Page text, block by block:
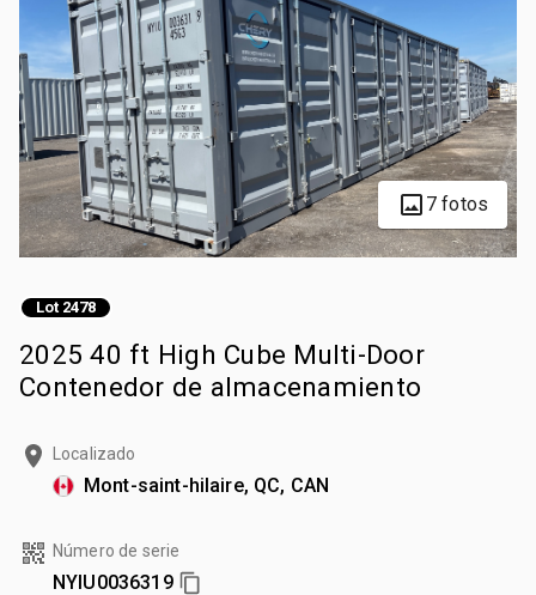
7 fotos
Lot 2478
2025 40 ft High Cube Multi-Door
Contenedor de almacenamiento
Localizado
Mont-saint-hilaire, QC, CAN
Número de serie
NYIU0036319